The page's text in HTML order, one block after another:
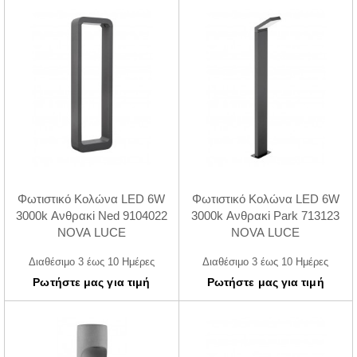
Φωτιστικό Κολώνα LED 6W
3000k Ανθρακi Ned 9104022
NOVA LUCE
Διαθέσιμο 3 έως 10 Ημέρες
Ρωτήστε μας για τιμή
Φωτιστικό Κολώνα LED 6W
3000k Ανθρακi Park 713123
NOVA LUCE
Διαθέσιμο 3 έως 10 Ημέρες
Ρωτήστε μας για τιμή